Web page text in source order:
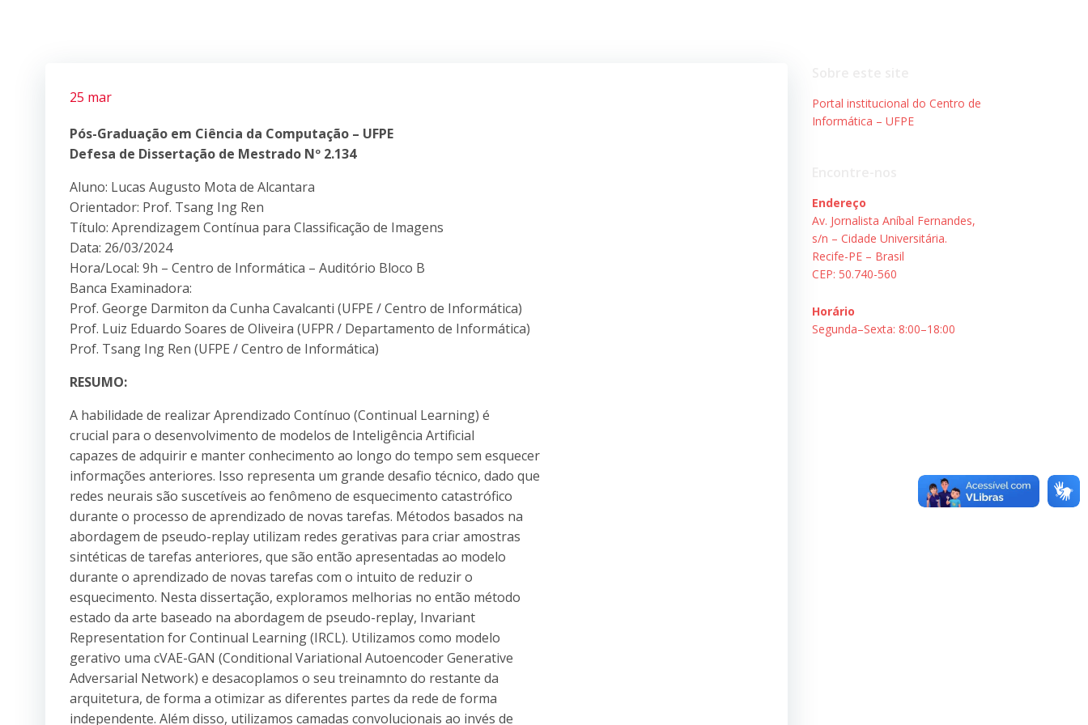
25 mar
Pós-Graduação em Ciência da Computação – UFPE
Defesa de Dissertação de Mestrado Nº 2.134
Aluno: Lucas Augusto Mota de Alcantara
Orientador: Prof. Tsang Ing Ren
Título: Aprendizagem Contínua para Classificação de Imagens
Data: 26/03/2024
Hora/Local: 9h – Centro de Informática – Auditório Bloco B
Banca Examinadora:
Prof. George Darmiton da Cunha Cavalcanti (UFPE / Centro de Informática)
Prof. Luiz Eduardo Soares de Oliveira (UFPR / Departamento de Informática)
Prof. Tsang Ing Ren (UFPE / Centro de Informática)
RESUMO:
A habilidade de realizar Aprendizado Contínuo (Continual Learning) é
crucial para o desenvolvimento de modelos de Inteligência Artificial
capazes de adquirir e manter conhecimento ao longo do tempo sem esquecer
informações anteriores. Isso representa um grande desafio técnico, dado que
redes neurais são suscetíveis ao fenômeno de esquecimento catastrófico
durante o processo de aprendizado de novas tarefas. Métodos basados na
abordagem de pseudo-replay utilizam redes gerativas para criar amostras
sintéticas de tarefas anteriores, que são então apresentadas ao modelo
durante o aprendizado de novas tarefas com o intuito de reduzir o
esquecimento. Nesta dissertação, exploramos melhorias no então método
estado da arte baseado na abordagem de pseudo-replay, Invariant
Representation for Continual Learning (IRCL). Utilizamos como modelo
gerativo uma cVAE-GAN (Conditional Variational Autoencoder Generative
Adversarial Network) e desacoplamos o seu treinamnto do restante da
arquitetura, de forma a otimizar as diferentes partes da rede de forma
independente. Além disso, utilizamos camadas convolucionais ao invés de
Portal institucional do Centro de
Informática – UFPE
Endereço
Av. Jornalista Aníbal Fernandes,
s/n – Cidade Universitária.
Recife-PE – Brasil
CEP: 50.740-560
Horário
Segunda–Sexta: 8:00–18:00